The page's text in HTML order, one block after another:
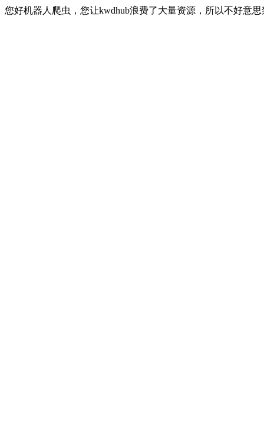
您好机器人爬虫，您让kwdhub浪费了大量资源，所以不好意